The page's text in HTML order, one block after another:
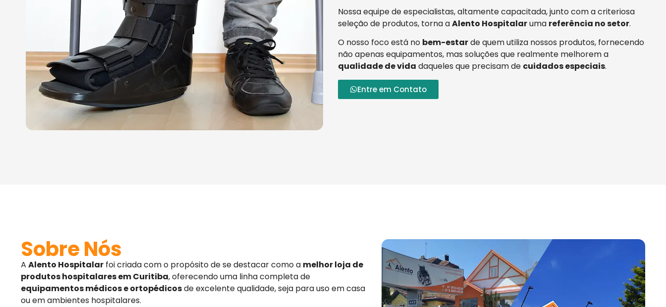
Nossa equipe de especialistas, altamente capacitada, junto com a criteriosa
seleção de produtos, torna aAlento Hospitalaruma referência no setor.
O nosso foco está no bem-estarde quem utiliza nossos produtos, fornecendo
não apenas equipamentos, mas soluções que realmente melhorem a
qualidade de vida daqueles que precisam de cuidados especiais.
Entre em Contato
Sobre Nós
A Alento Hospitalar foi criada com o propósito de se destacar como a melhor loja de
produtos hospitalares em Curitiba, oferecendo uma linha completa de
equipamentos médicos e ortopédicosde excelente qualidade, seja para uso em casa
ou em ambientes hospitalares.